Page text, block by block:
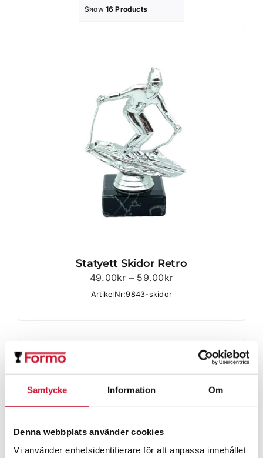
Samtycke Information Om
Denna webbplats använder cookies
Vi använder enhetsidentifierare för att anpassa innehållet
Show 16 Products
Statyett Skidor Retro
49.00kr – 59.00krPrisintervall:
ArtikelNr:9843-skidor